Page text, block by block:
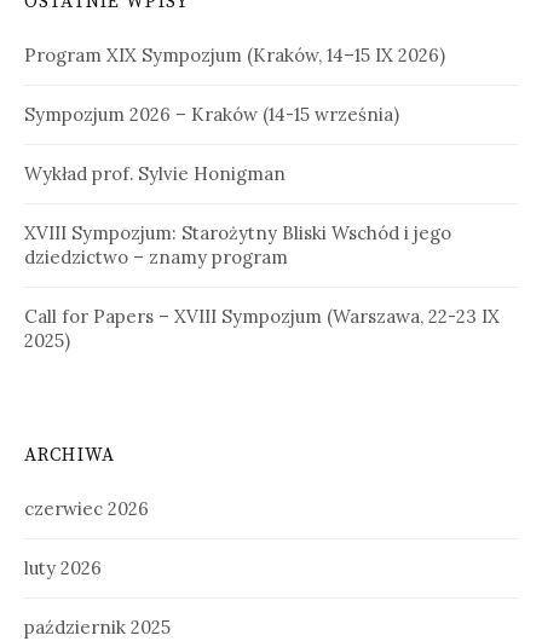
Program XIX Sympozjum (Kraków, 14–15 IX 2026)
Sympozjum 2026 – Kraków (14-15 września)
Wykład prof. Sylvie Honigman
XVIII Sympozjum: Starożytny Bliski Wschód i jego
dziedzictwo – znamy program
Call for Papers – XVIII Sympozjum (Warszawa, 22-23 IX
2025)
ARCHIWA
czerwiec 2026
luty 2026
październik 2025